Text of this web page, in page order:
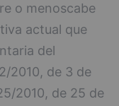
o menoscabe
actual que
del
2010, de 3 de
2010, de 25 de